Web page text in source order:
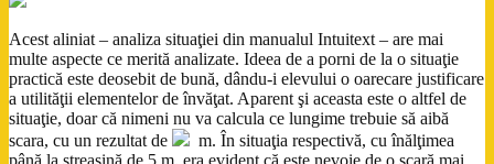
Acest aliniat – analiza situaţiei din manualul Intuitext – are mai
multe aspecte ce merită analizate. Ideea de a porni de la o situaţie
practică este deosebit de bună, dându-i elevului o oarecare justificare
a utilităţii elementelor de învăţat. Aparent şi aceasta este o altfel de
situaţie, doar că nimeni nu va calcula ce lungime trebuie să aibă
scara, cu un rezultat de
m. În situaţia respectivă, cu înălţimea
până la streaşină de 5 m, era evident că este nevoie de o scară mai